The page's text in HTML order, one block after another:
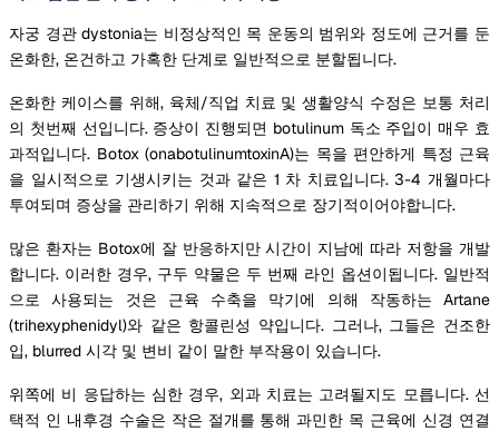
자궁 경관 dystonia는 비정상적인 목 운동의 범위와 정도에 근거를 둔
온화한, 온건하고 가혹한 단계로 일반적으로 분할됩니다.
온화한 케이스를 위해, 육체/직업 치료 및 생활양식 수정은 보통 처리
의 첫번째 선입니다. 증상이 진행되면 botulinum 독소 주입이 매우 효
과적입니다. Botox (onabotulinumtoxinA)는 목을 편안하게 특정 근육
을 일시적으로 기생시키는 것과 같은 1 차 치료입니다. 3-4 개월마다
투여되며 증상을 관리하기 위해 지속적으로 장기적이어야합니다.
많은 환자는 Botox에 잘 반응하지만 시간이 지남에 따라 저항을 개발
합니다. 이러한 경우, 구두 약물은 두 번째 라인 옵션이됩니다. 일반적
으로 사용되는 것은 근육 수축을 막기에 의해 작동하는 Artane
(trihexyphenidyl)와 같은 항콜린성 약입니다. 그러나, 그들은 건조한
입, blurred 시각 및 변비 같이 말한 부작용이 있습니다.
위쪽에 비 응답하는 심한 경우, 외과 치료는 고려될지도 모릅니다. 선
택적 인 내후경 수술은 작은 절개를 통해 과민한 목 근육에 신경 연결